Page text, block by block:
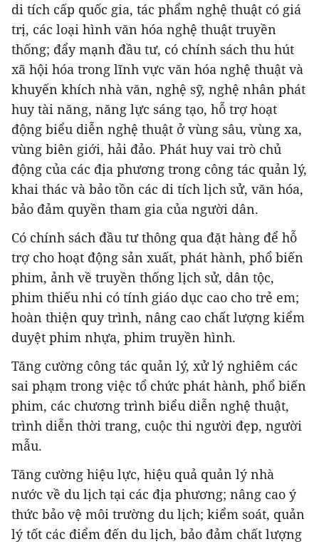
di tích cấp quốc gia, tác phẩm nghệ thuật có giá
trị, các loại hình văn hóa nghệ thuật truyền
thống; đẩy mạnh đầu tư, có chính sách thu hút
xã hội hóa trong lĩnh vực văn hóa nghệ thuật và
khuyến khích nhà văn, nghệ sỹ, nghệ nhân phát
huy tài năng, năng lực sáng tạo, hỗ trợ hoạt
động biểu diễn nghệ thuật ở vùng sâu, vùng xa,
vùng biên giới, hải đảo. Phát huy vai trò chủ
động của các địa phương trong công tác quản lý,
khai thác và bảo tồn các di tích lịch sử, văn hóa,
bảo đảm quyền tham gia của người dân.
Có chính sách đầu tư thông qua đặt hàng để hỗ
trợ cho hoạt động sản xuất, phát hành, phổ biến
phim, ảnh về truyền thống lịch sử, dân tộc,
phim thiếu nhi có tính giáo dục cao cho trẻ em;
hoàn thiện quy trình, nâng cao chất lượng kiểm
duyệt phim nhựa, phim truyền hình.
Tăng cường công tác quản lý, xử lý nghiêm các
sai phạm trong việc tổ chức phát hành, phổ biến
phim, các chương trình biểu diễn nghệ thuật,
trình diễn thời trang, cuộc thi người đẹp, người
mẫu.
Tăng cường hiệu lực, hiệu quả quản lý nhà
nước về du lịch tại các địa phương; nâng cao ý
thức bảo vệ môi trường du lịch; kiểm soát, quản
lý tốt các điểm đến du lịch, bảo đảm chất lượng